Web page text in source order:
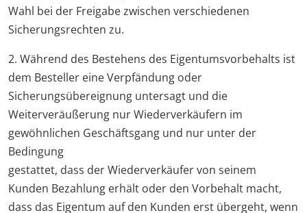
Wahl bei der Freigabe zwischen verschiedenen
Sicherungsrechten zu.
2. Während des Bestehens des Eigentumsvorbehalts ist
dem Besteller eine Verpfändung oder
Sicherungsübereignung untersagt und die
Weiterveräußerung nur Wiederverkäufern im
gewöhnlichen Geschäftsgang und nur unter der
Bedingung
gestattet, dass der Wiederverkäufer von seinem
Kunden Bezahlung erhält oder den Vorbehalt macht,
dass das Eigentum auf den Kunden erst übergeht, wenn